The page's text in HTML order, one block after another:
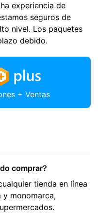
experiencia de
seguros de
nivel. Los paquetes
debido.
+ Ventas
comprar?
tienda en línea
y monomarca,